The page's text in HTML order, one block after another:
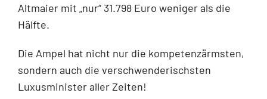
Altmaier mit „nur“ 31.798 Euro weniger als die
Hälfte.
Die Ampel hat nicht nur die kompetenzärmsten,
sondern auch die verschwenderischsten
Luxusminister aller Zeiten!